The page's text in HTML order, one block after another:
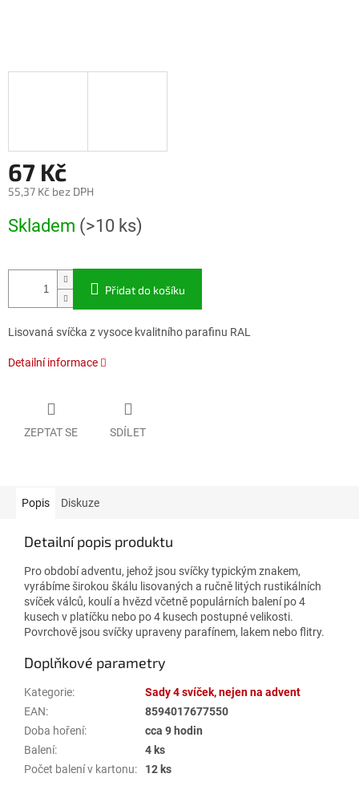
67 Kč
55,37 Kč bez DPH
cena:
Skladem (>10 ks)
Přidat do košíku
Lisovaná svíčka z vysoce kvalitního parafinu RAL
Detailní informace
ZEPTAT SE SDÍLET
Popis Diskuze
Detailní popis produktu
Pro období adventu, jehož jsou svíčky typickým znakem,
vyrábíme širokou škálu lisovaných a ručně litých rustikálních
svíček válců, koulí a hvězd včetně populárních balení po 4
kusech v platíčku nebo po 4 kusech postupné velikosti.
Povrchově jsou svíčky upraveny parafínem, lakem nebo flitry.
Doplňkové parametry
Kategorie:
Sady 4 svíček, nejen na advent
EAN:
8594017677550
Doba hoření:
cca 9 hodin
Balení:
4 ks
Počet balení v kartonu: 12 ks